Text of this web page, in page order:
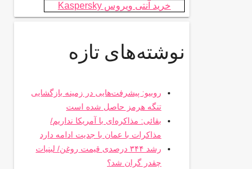
خرید آنتی ویروس Kaspersky
نوشته‌های تازه
روبیو: پیشرفت‌هایی در زمینه بازگشایی
تنگه هرمز حاصل شده است
بقائی: مذاکره‌ای با آمریکا نداریم/
مذاکرات با عمان با جدیت ادامه دارد
رشد ۳۴۴ درصدی قیمت روغن/ لبنیات
چقدر گران شد؟